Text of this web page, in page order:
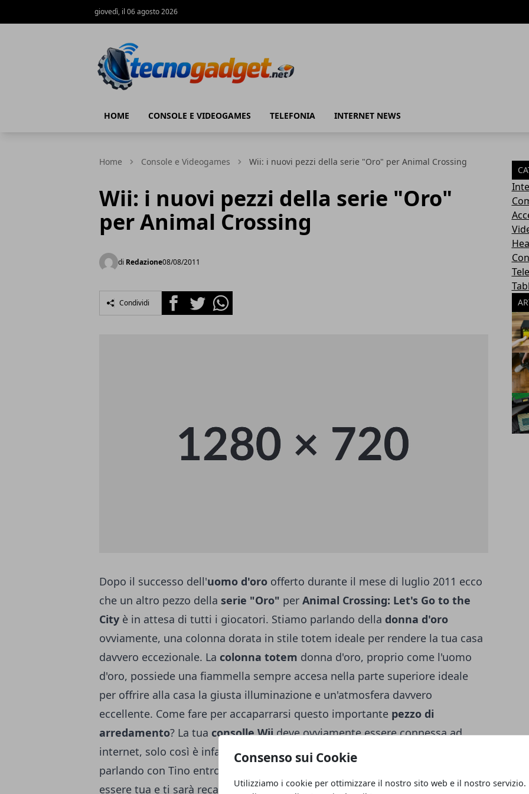
Consenso sui Cookie
Utilizziamo i cookie per ottimizzare il nostro sito web e il nostro servizio.
giovedì, il 06 agosto 2026
HOME CONSOLE E VIDEOGAMES TELEFONIA INTERNET NEWS
Home Console e Videogames Wii: i nuovi pezzi della serie "Oro" per Animal Crossing
Wii: i nuovi pezzi della serie "Oro"
per Animal Crossing
di Redazione08/08/2011
Condividi FacebookTwitterWhatsapp
Dopo il successo dell'uomo d'oro offerto durante il mese di luglio 2011 ecco
che un altro pezzo della serie "Oro" per Animal Crossing: Let's Go to the
City è in attesa di tutti i giocatori. Stiamo parlando della donna d'oro
ovviamente, una colonna dorata in stile totem ideale per rendere la tua casa
davvero eccezionale. La colonna totem donna d'oro, proprio come l'uomo
d'oro, possiede una fiammella sempre accesa nella parte superiore ideale
per offrire alla casa la giusta illuminazione e un'atmosfera davvero
eccellente. Come fare per accaparrarsi questo importante pezzo di
arredamento? La tua consolle Wiideve ovviamente essere connessa ad
internet, solo così è infatti possibile incontrareTino il postino
parlando con Tino entro il 30 agosto 2011 la donna d'oro potrà finalmente
essere tua e ti sarà recapitata direttamente nella tua cassetta della posta. Si